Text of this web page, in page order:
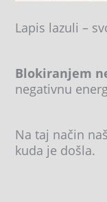
Lapis lazuli –
Blokiranjem
negativnu
Na taj način
kuda je došla.